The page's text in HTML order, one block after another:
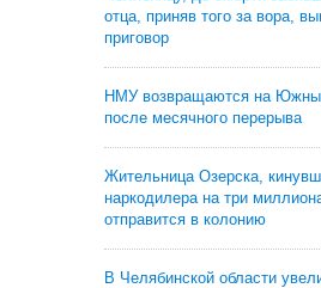
отца, приняв того за вора,
приговор
НМУ возвращаются на
после месячного перерыва
Жительница Озерска,
наркодилера на три
отправится в колонию
В Челябинской области